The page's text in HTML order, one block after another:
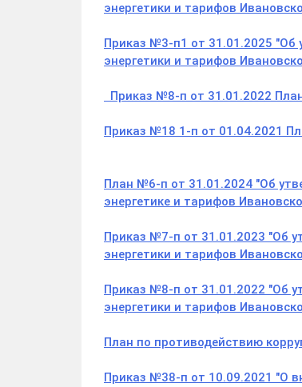
энергетики и тарифов
Приказ №3-п1 от 31.01.2025 "Об
энергетики и тарифов
Приказ №8-п от 31.01.2022
Приказ №18 1-п от 01.04.2021
План №6-п от 31.01.2024 "Об
энергетике и тарифов
Приказ №7-п от 31.01.2023 "Об
энергетики и тарифов
Приказ №8-п от 31.01.2022 "Об
энергетики и тарифов
План по противодействию
Приказ №38-п от 10.09.2021 "О